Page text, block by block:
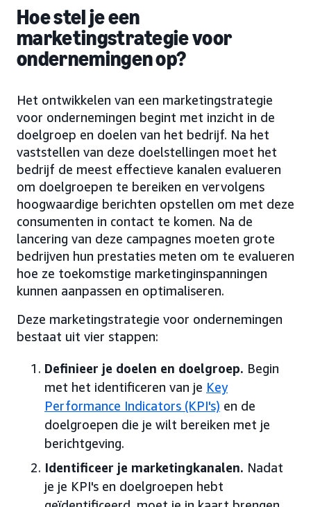
Hoe stel je een
marketingstrategie voor
ondernemingen op?
Het ontwikkelen van een marketingstrategie
voor ondernemingen begint met inzicht in de
doelgroep en doelen van het bedrijf. Na het
vaststellen van deze doelstellingen moet het
bedrijf de meest effectieve kanalen evalueren
om doelgroepen te bereiken en vervolgens
hoogwaardige berichten opstellen om met deze
consumenten in contact te komen. Na de
lancering van deze campagnes moeten grote
bedrijven hun prestaties meten om te evalueren
hoe ze toekomstige marketinginspanningen
kunnen aanpassen en optimaliseren.
Deze marketingstrategie voor ondernemingen
bestaat uit vier stappen:
Definieer je doelen en doelgroep. Begin
met het identificeren van je Key
Performance Indicators (KPI's) en de
doelgroepen die je wilt bereiken met je
berichtgeving.
Identificeer je marketingkanalen. Nadat
je je KPI's en doelgroepen hebt